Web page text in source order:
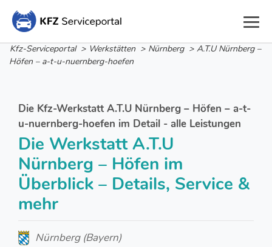
Kfz-Serviceportal > Werkstätten > Nürnberg > A.T.U Nürnberg –
Höfen – a-t-u-nuernberg-hoefen
Die Kfz-Werkstatt A.T.U Nürnberg – Höfen – a-t-
u-nuernberg-hoefen im Detail - alle Leistungen
Die Werkstatt A.T.U
Nürnberg – Höfen im
Überblick – Details, Service &
mehr
Nürnberg (Bayern)